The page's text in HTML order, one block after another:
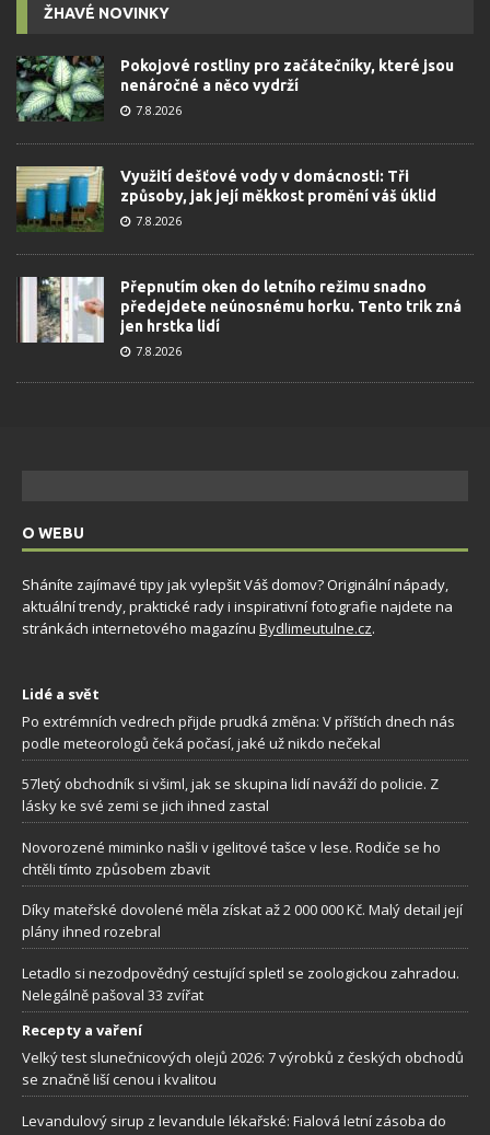
ŽHAVÉ NOVINKY
Pokojové rostliny pro začátečníky, které jsou
nenáročné a něco vydrží
7.8.2026
Využití dešťové vody v domácnosti: Tři
způsoby, jak její měkkost promění váš úklid
7.8.2026
Přepnutím oken do letního režimu snadno
předejdete neúnosnému horku. Tento trik zná
jen hrstka lidí
7.8.2026
O WEBU
Sháníte zajímavé tipy jak vylepšit Váš domov? Originální nápady,
aktuální trendy, praktické rady i inspirativní fotografie najdete na
stránkách internetového magazínu Bydlimeutulne.cz.
Lidé a svět
Po extrémních vedrech přijde prudká změna: V příštích dnech nás
podle meteorologů čeká počasí, jaké už nikdo nečekal
57letý obchodník si všiml, jak se skupina lidí naváží do policie. Z
lásky ke své zemi se jich ihned zastal
Novorozené miminko našli v igelitové tašce v lese. Rodiče se ho
chtěli tímto způsobem zbavit
Díky mateřské dovolené měla získat až 2 000 000 Kč. Malý detail její
plány ihned rozebral
Letadlo si nezodpovědný cestující spletl se zoologickou zahradou.
Nelegálně pašoval 33 zvířat
Recepty a vaření
Velký test slunečnicových olejů 2026: 7 výrobků z českých obchodů
se značně liší cenou i kvalitou
Levandulový sirup z levandule lékařské: Fialová letní zásoba do